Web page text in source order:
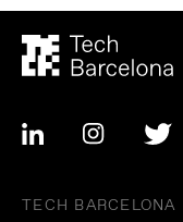
TECH BARCELONA